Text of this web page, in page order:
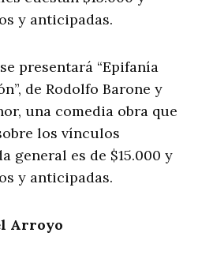
y anticipadas.
presentará “Epifanía
de Rodolfo Barone y
una comedia obra que
los vínculos
general es de $15.000 y
y anticipadas.
Arroyo